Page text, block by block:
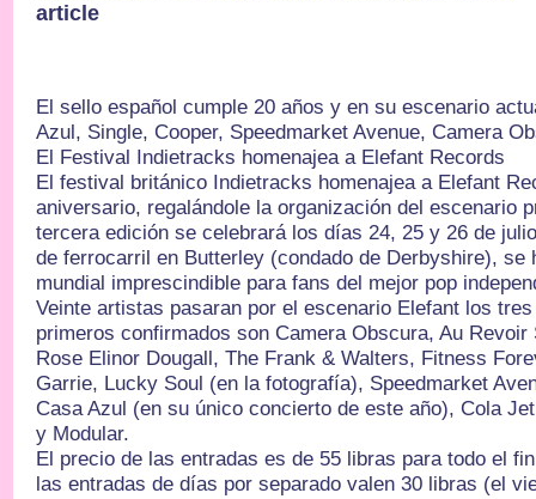
article
El sello español cumple 20 años y en su escenario
Azul, Single, Cooper, Speedmarket Avenue, Camera
El Festival Indietracks homenajea a Elefant Records
El festival británico Indietracks homenajea a Elefant
aniversario, regalándole la organización del escenario
tercera edición se celebrará los días 24, 25 y 26 de
de ferrocarril en Butterley (condado de Derbyshire), se
mundial imprescindible para fans del mejor pop
Veinte artistas pasaran por el escenario Elefant los
primeros confirmados son Camera Obscura, Au Revoir
Rose Elinor Dougall, The Frank & Walters, Fitness
Garrie, Lucky Soul (en la fotografía), Speedmarket
Casa Azul (en su único concierto de este año), Cola
y Modular.
El precio de las entradas es de 55 libras para todo el
las entradas de días por separado valen 30 libras (el